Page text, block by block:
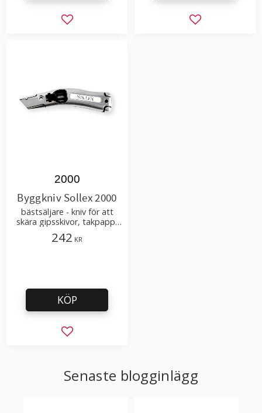
Lägg till i favoriter Lägg till i
Byggkniv Sollex 2000
bästsäljare - kniv för att
skära gipsskivor, takpapp,
golvmaterial
2000
242 KR
Lägg till i favoriter
KÖP
Senaste blogginlägg